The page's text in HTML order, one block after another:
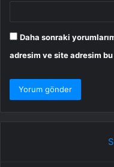
Daha sonraki
adresim ve site adresim